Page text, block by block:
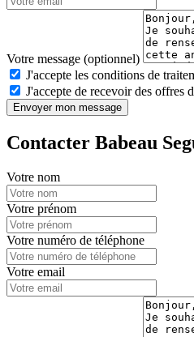
Votre message (optionnel)
J'accepte les conditions de
J'accepte de recevoir des offres
Envoyer mon message
Contacter Babeau
Votre nom
Votre prénom
Votre numéro de téléphone
Votre email